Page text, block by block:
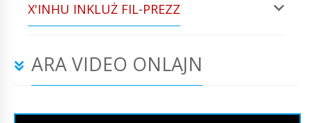
X'INHU INKLUŻ FIL-PREZZ
ARA VIDEO ONLAJN